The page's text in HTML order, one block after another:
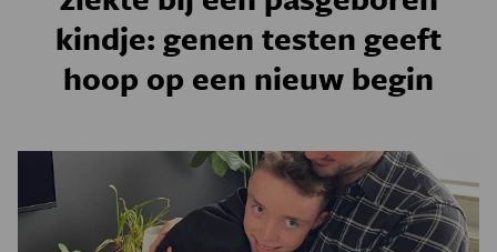
PSYCHE & BREIN BLOGS
PODCAST AGENDA
JONGE UITDAGERS
kindje: genen testen geeft
hoop op een nieuw begin